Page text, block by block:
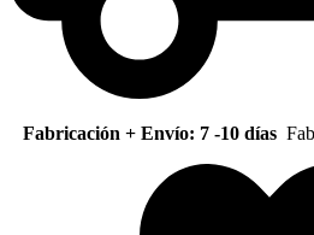
Fabricación + Envío: 7 -10 días